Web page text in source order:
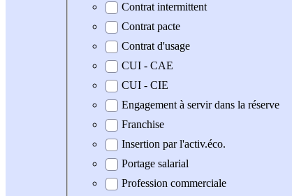
Contrat intermittent
Contrat pacte
Contrat d'usage
CUI - CAE
CUI - CIE
Engagement à servir dans la réserve
Franchise
Insertion par l'activ.éco.
Portage salarial
Profession commerciale